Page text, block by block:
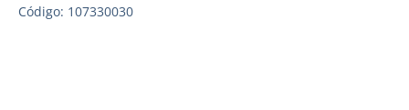
Código: 107330030